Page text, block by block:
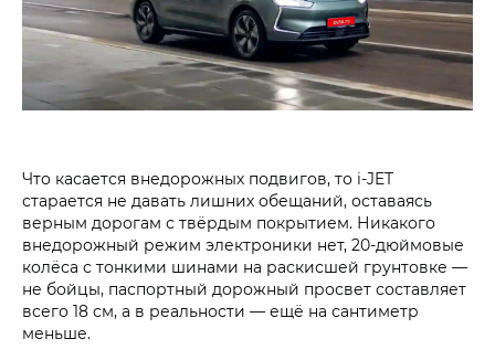
Что касается внедорожных подвигов, то i‑JET
старается не давать лишних обещаний, оставаясь
верным дорогам с твёрдым покрытием. Никакого
внедорожный режим электроники нет, 20-дюймовые
колёса с тонкими шинами на раскисшей грунтовке —
не бойцы, паспортный дорожный просвет составляет
всего 18 см, а в реальности — ещё на сантиметр
меньше.